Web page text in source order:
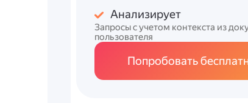
Анализирует
Запросы с учетом контекста из
пользователя
Попробовать